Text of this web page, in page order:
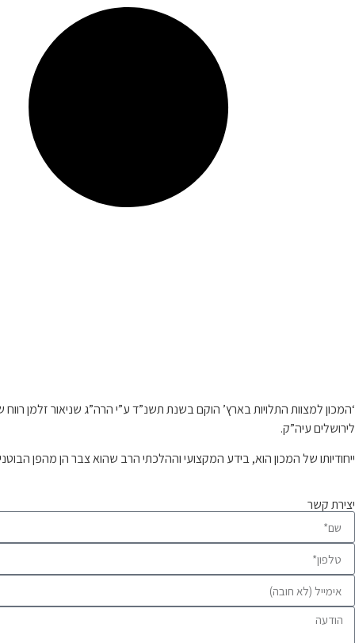
‘המכון למצוות התלויות בארץ’ הוקם בשנת תשנ”ד ע”י הרה”ג שניאור
לירושלים עיה”ק.
ייחודיותו של המכון הוא, בידע המקצועי וההלכתי הרב שהוא צבר הן מהפן
יצירת קשר